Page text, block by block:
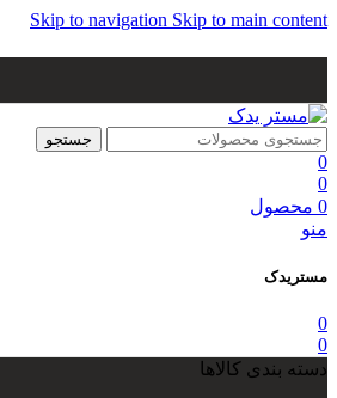
Skip to navigation Skip to main content
جستجو
0
0
0 محصول
منو
مستریدک
0
0
دسته بندی کالاها